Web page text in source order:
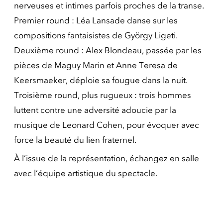
nerveuses et intimes parfois proches de la transe.
Premier round : Léa Lansade danse sur les
compositions fantaisistes de György Ligeti.
Deuxième round : Alex Blondeau, passée par les
pièces de Maguy Marin et Anne Teresa de
Keersmaeker, déploie sa fougue dans la nuit.
Troisième round, plus rugueux : trois hommes
luttent contre une adversité adoucie par la
musique de Leonard Cohen, pour évoquer avec
force la beauté du lien fraternel.
À l’issue de la représentation, échangez en salle
avec l’équipe artistique du spectacle.